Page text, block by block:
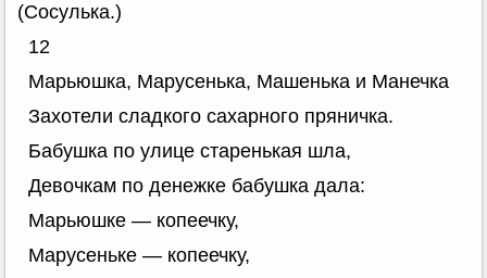
(Сосулька.)
12
Марьюшка, Марусенька, Машенька и Манечка
Захотели сладкого сахарного пряничка.
Бабушка по улице старенькая шла,
Девочкам по денежке бабушка дала:
Марьюшке — копеечку,
Марусеньке — копеечку,